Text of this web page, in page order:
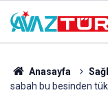
Anasayfa
sabah bu besinden